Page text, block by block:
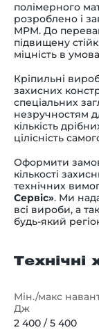
полімерного
розроблено і
MPM. До
підвищену
міцність в
Кріпильні
захисних
спеціальних
незручностям
кількість
цілісність
Оформити
кількості
технічних
Сервіс». Ми
всі вироби, а
будь-який
Технічні
Мін./макс
Дж
2 400 / 5 400